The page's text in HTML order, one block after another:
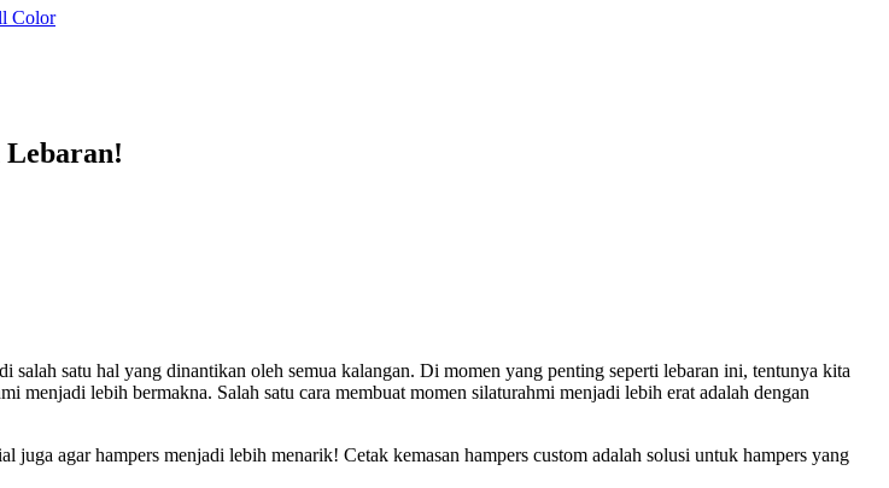
Color
Lebaran!
satu hal yang dinantikan oleh semua kalangan. Di momen yang penting seperti lebaran ini, tentunya kita
menjadi lebih bermakna. Salah satu cara membuat momen silaturahmi menjadi lebih erat adalah dengan
agar hampers menjadi lebih menarik! Cetak kemasan hampers custom adalah solusi untuk hampers yang